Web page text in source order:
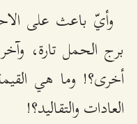
وأيّ باعث على
برج الحمل تارة،
أخرى؟! وما هي
العادات والتقاليد؟!